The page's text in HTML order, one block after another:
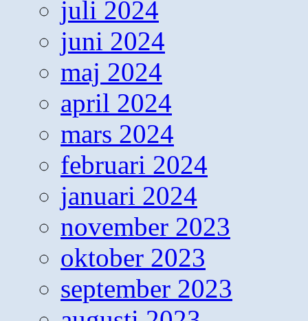
juli 2024
juni 2024
maj 2024
april 2024
mars 2024
februari 2024
januari 2024
november 2023
oktober 2023
september 2023